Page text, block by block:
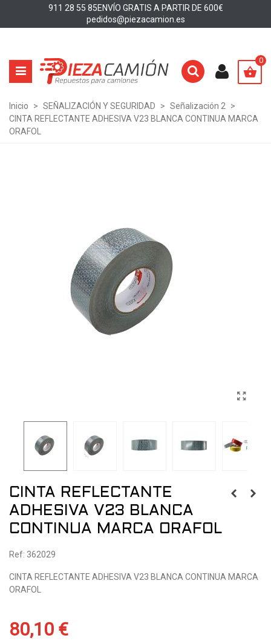
911 28 55 85ENVÍO GRATIS A PARTIR DE 600€
pedidos@piezacamion.es
0
Inicio > SEÑALIZACIÓN Y SEGURIDAD > Señalización 2 >
CINTA REFLECTANTE ADHESIVA V23 BLANCA CONTINUA MARCA
ORAFOL
CINTA REFLECTANTE
ADHESIVA V23 BLANCA
CONTINUA MARCA ORAFOL
Ref: 362029
CINTA REFLECTANTE ADHESIVA V23 BLANCA CONTINUA MARCA
ORAFOL
80,10 €